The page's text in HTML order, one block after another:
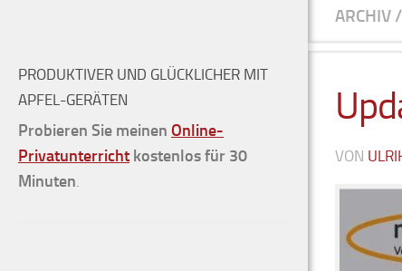
ARCHIV /
VON
PRODUKTIVER UND GLÜCKLICHER MIT
APFEL-GERÄTEN
Probieren Sie meinen Online-
Privatunterricht kostenlos für 30
Minuten.